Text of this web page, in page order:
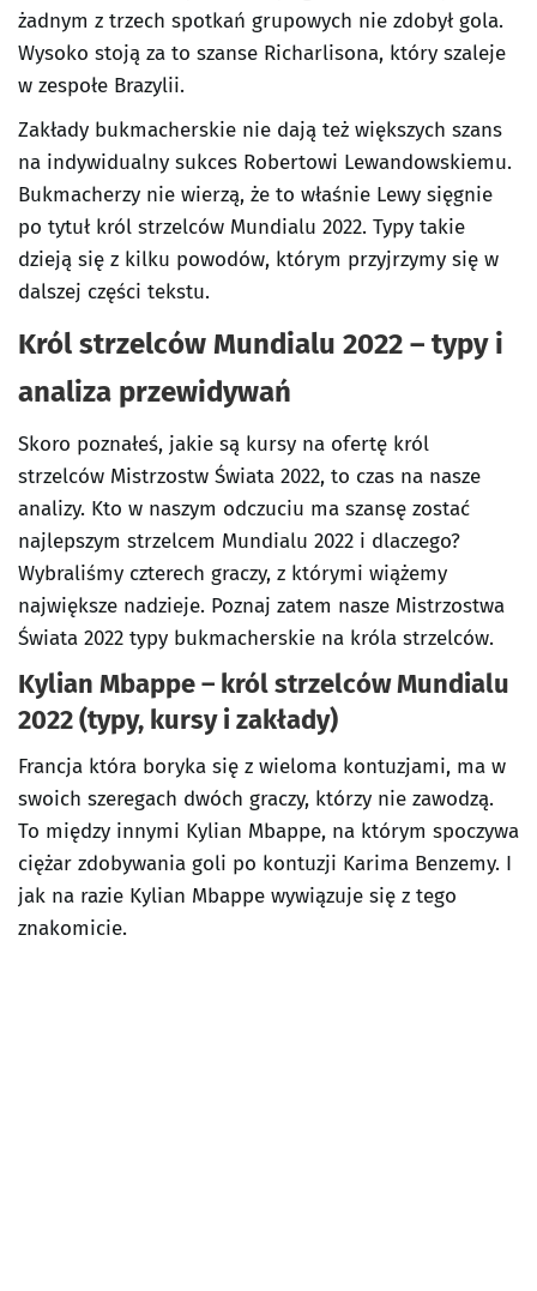
żadnym z trzech spotkań grupowych nie zdobył gola.
Wysoko stoją za to szanse Richarlisona, który szaleje
w zespołe Brazylii.
Zakłady bukmacherskie nie dają też większych szans
na indywidualny sukces Robertowi Lewandowskiemu.
Bukmacherzy nie wierzą, że to właśnie Lewy sięgnie
po tytuł król strzelców Mundialu 2022. Typy takie
dzieją się z kilku powodów, którym przyjrzymy się w
dalszej części tekstu.
Król strzelców Mundialu 2022 – typy i
analiza przewidywań
Skoro poznałeś, jakie są kursy na ofertę król
strzelców Mistrzostw Świata 2022, to czas na nasze
analizy. Kto w naszym odczuciu ma szansę zostać
najlepszym strzelcem Mundialu 2022 i dlaczego?
Wybraliśmy czterech graczy, z którymi wiążemy
największe nadzieje. Poznaj zatem nasze Mistrzostwa
Świata 2022 typy bukmacherskie na króla strzelców.
Kylian Mbappe – król strzelców Mundialu
2022 (typy, kursy i zakłady)
Francja która boryka się z wieloma kontuzjami, ma w
swoich szeregach dwóch graczy, którzy nie zawodzą.
To między innymi Kylian Mbappe, na którym spoczywa
ciężar zdobywania goli po kontuzji Karima Benzemy. I
jak na razie Kylian Mbappe wywiązuje się z tego
znakomicie.